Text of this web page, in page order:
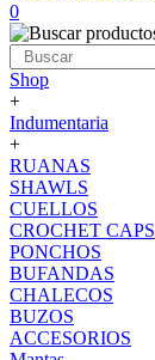
0
Shop
+
Indumentaria
+
RUANAS
SHAWLS
CUELLOS
CROCHET CAPS
PONCHOS
BUFANDAS
CHALECOS
BUZOS
ACCESORIOS